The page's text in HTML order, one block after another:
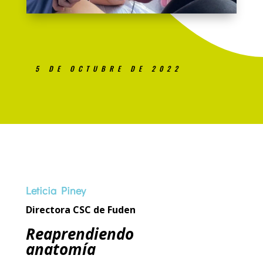
5 DE OCTUBRE DE 2022
Leticia Piney
Directora CSC de Fuden
Reaprendiendo
anatomía